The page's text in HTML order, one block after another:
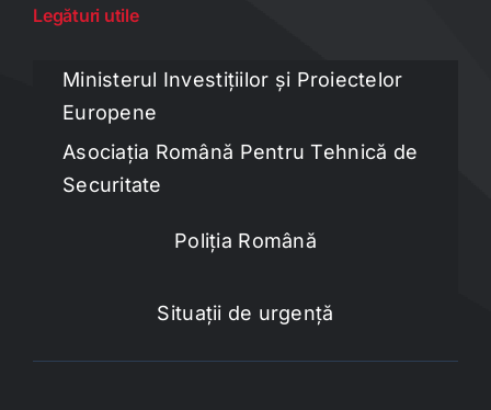
Legături utile
Ministerul Investițiilor și Proiectelor
Europene
Asociația Română Pentru Tehnică de
Securitate
Poliția Română
Situații de urgență